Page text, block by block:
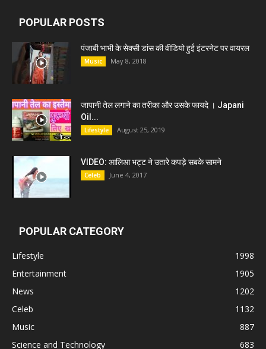
POPULAR POSTS
पंजाबी भाभी के सेक्सी डांस की वीडियो हुई इंटरनेट पर वायरल
Music May 8, 2018
जापानी तेल लगाने का तरीका और उसके फायदे । Japani
Oil...
Lifestyle August 25, 2019
VIDEO: आलिआ भट्ट ने उतारे कपड़े सबके सामने
Celeb June 4, 2017
POPULAR CATEGORY
Lifestyle
1998
Entertainment
1905
News
1202
Celeb
1132
Music
887
Science and Technology
683